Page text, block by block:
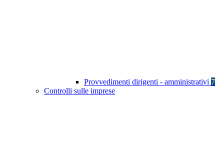
Provvedimenti dirigenti - amministrativi 7
Controlli sulle imprese